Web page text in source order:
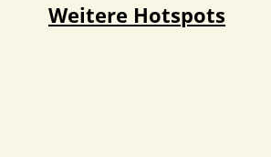
Weitere Hotspots